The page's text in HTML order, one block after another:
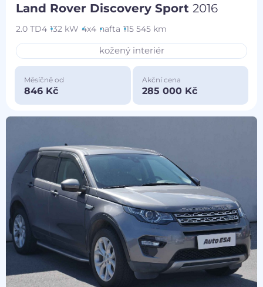
Land Rover Discovery Sport2016
2.0 TD4 132 kW 4x4 nafta 115 545 km
kožený interiér
Měsíčně od
846 Kč
Akční cena
285 000 Kč